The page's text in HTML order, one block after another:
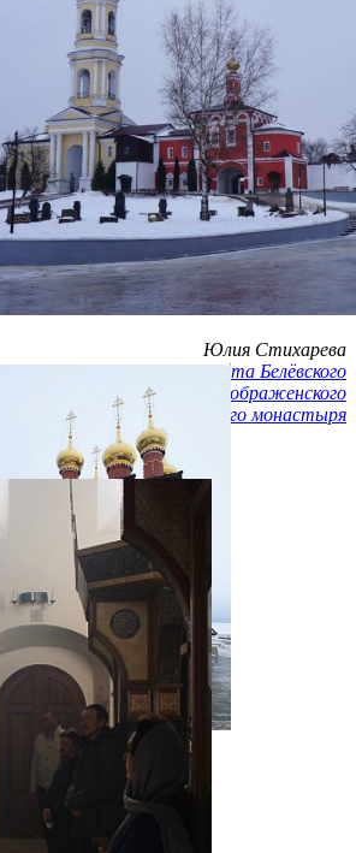
Юлия Стихарева
также софициального сайта Белёвского
Спасо-Преображенского
мужского монастыря